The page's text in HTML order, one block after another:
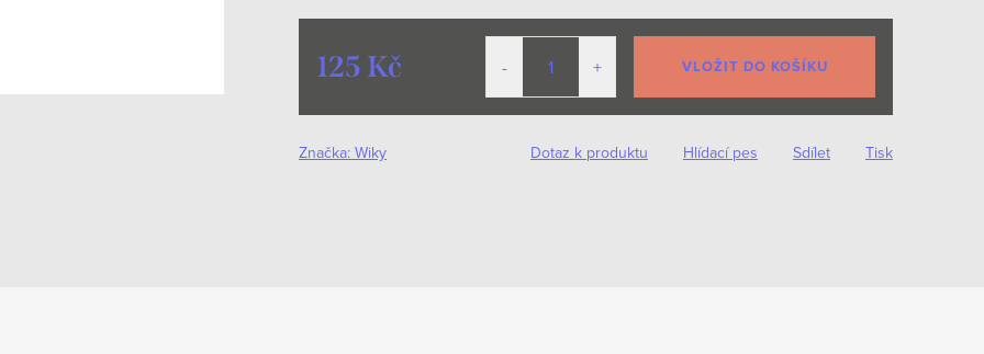
125 Kč
cena:
VLOŽIT DO KOŠÍKU
Značka: Wiky Tisk
Dotaz k produktu Hlídací pes Sdílet